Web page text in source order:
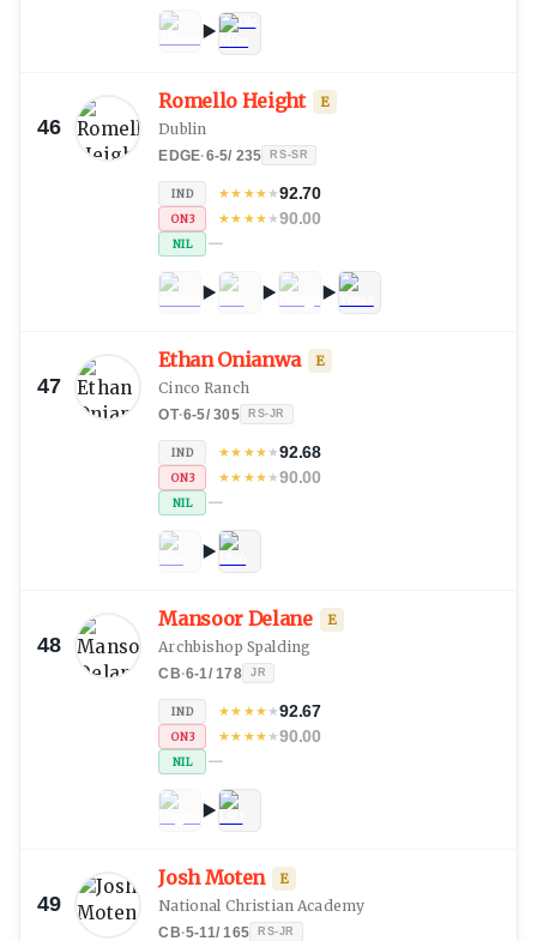
46
Romello Height E
Dublin
EDGE·6-5/ 235 RS-SR
IND ★★ ★★★92.70
ON3 ★★ ★★★90.00
NIL —
47
Ethan Onianwa E
Cinco Ranch
OT·6-5/305 RS-JR
IND ★★ ★★★92.68
ON3 ★★ ★★★90.00
NIL —
48
Mansoor Delane E
Archbishop Spalding
CB·6-1/ 178 JR
IND ★★ ★★★92.67
ON3 ★★ ★★★90.00
NIL —
49
Josh Moten E
National Christian Academy
CB·5-11/ 165 RS-JR